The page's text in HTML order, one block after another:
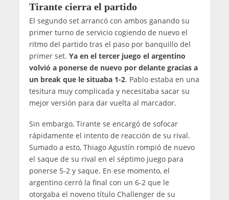
Tirante cierra el partido
El segundo set arrancó con ambos ganando su
primer turno de servicio cogiendo de nuevo el
ritmo del partido tras el paso por banquillo del
primer set. Ya en el tercer juego el argentino
volvió a ponerse de nuevo por delante gracias a
un break que le situaba 1-2. Pablo estaba en una
tesitura muy complicada y necesitaba sacar su
mejor versión para dar vuelta al marcador.
Sin embargo, Tirante se encargó de sofocar
rápidamente el intento de reacción de su rival.
Sumado a esto, Thiago Agustín rompió de nuevo
el saque de su rival en el séptimo juego para
ponerse 5-2 y saque. En ese momento, el
argentino cerró la final con un 6-2 que le
otorgaba el noveno título Challenger de su